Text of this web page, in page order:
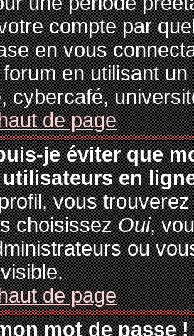
compte par
en vous
en utilisant
cybercafé,
de page
je éviter que
en
vous
choisissezOui,
ou
de page
mot de passe !